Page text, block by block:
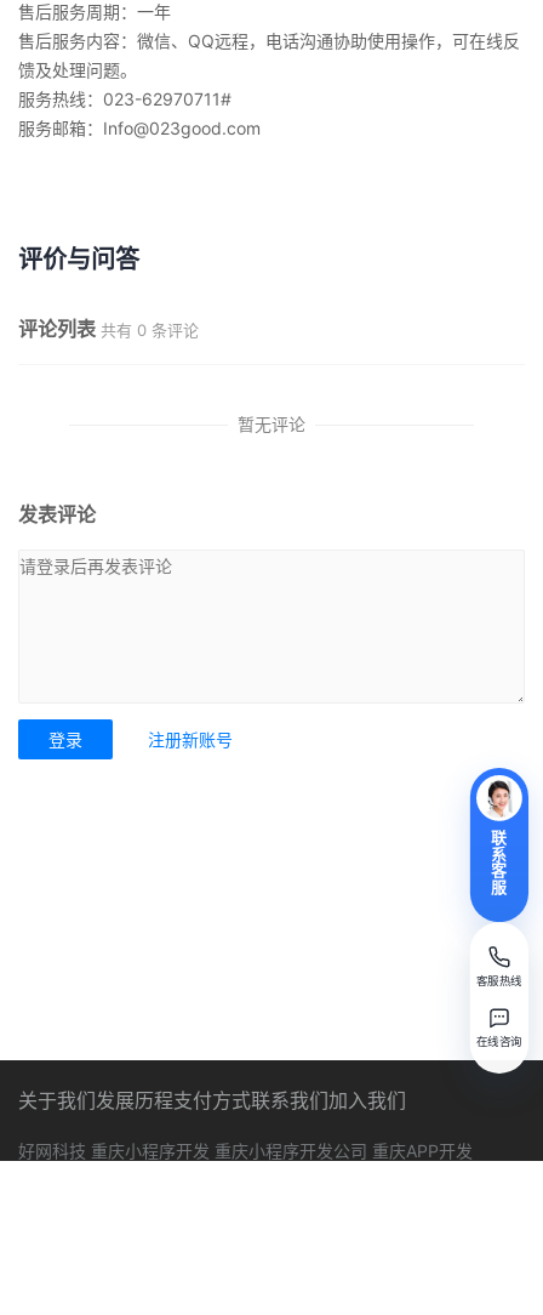
售后服务周期：一年
售后服务内容：微信、QQ远程，电话沟通协助使用操作，可在线反
馈及处理问题。
服务热线：023-62970711#
服务邮箱：Info@023good.com
评价与问答
评论列表 共有 0 条评论
暂无评论
发表评论
登录 注册新账号
联
系
客
服
客服热线
在线咨询
关于我们发展历程支付方式联系我们加入我们
好网科技 重庆小程序开发 重庆小程序开发公司 重庆APP开发